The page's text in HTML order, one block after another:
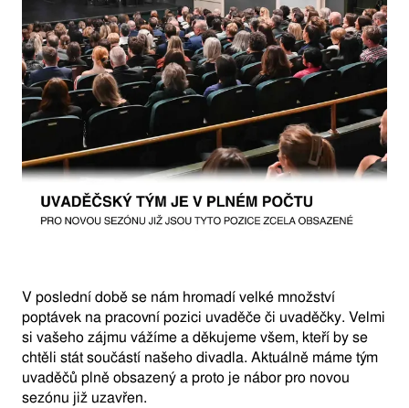
V poslední době se nám hromadí velké množství
poptávek na pracovní pozici uvaděče či uvaděčky. Velmi
si vašeho zájmu vážíme a děkujeme všem, kteří by se
chtěli stát součástí našeho divadla. Aktuálně máme tým
uvaděčů plně obsazený a proto je nábor pro novou
sezónu již uzavřen.